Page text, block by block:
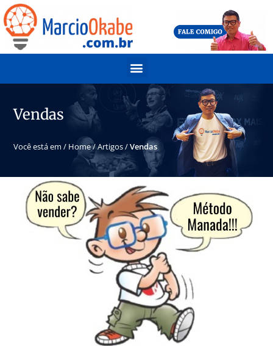
Vendas
Você está em / Home/Artigos/Vendas